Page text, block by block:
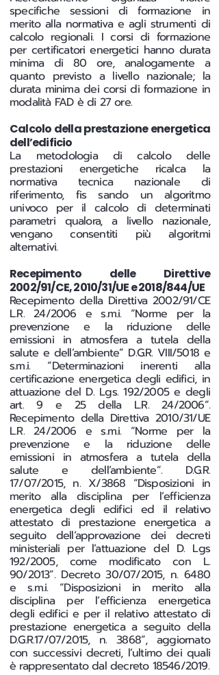
specifiche sessioni di formazione in
merito alla normativa e agli strumenti di
calcolo regionali. I corsi di formazione
per certificatori energetici hanno durata
minima di 80 ore, analogamente a
quanto previsto a livello nazionale; la
durata minima dei corsi di formazione in
modalità FAD è di 27 ore.
Calcolo della prestazione energetica
dell’edificio
La metodologia di calcolo delle
prestazioni energetiche ricalca la
normativa tecnica nazionale di
riferimento, fis sando un algoritmo
univoco per il calcolo di determinati
parametri qualora, a livello nazionale,
vengano consentiti più algoritmi
alternativi.
Recepimento delle Direttive
2002/91/CE, 2010/31/UE e 2018/844/UE
Recepimento della Direttiva 2002/91/CE
L.R. 24/2006 e s.m.i. “Norme per la
prevenzione e la riduzione delle
emissioni in atmosfera a tutela della
salute e dell’ambiente” D.G.R. VIII/5018 e
s.m.i. “Determinazioni inerenti alla
certificazione energetica degli edifici, in
attuazione del D. Lgs. 192/2005 e degli
art. 9 e 25 della L.R. 24/2006”.
Recepimento della Direttiva 2010/31/UE
L.R. 24/2006 e s.m.i. “Norme per la
prevenzione e la riduzione delle
emissioni in atmosfera a tutela della
salute e dell’ambiente”. D.G.R.
17/07/2015, n. X/3868 “Disposizioni in
merito alla disciplina per l’efficienza
energetica degli edifici ed il relativo
attestato di prestazione energetica a
seguito dell’approvazione dei decreti
ministeriali per l’attuazione del D. Lgs
192/2005, come modificato con L.
90/2013”. Decreto 30/07/2015, n. 6480
e s.m.i. “Disposizioni in merito alla
disciplina per l’efficienza energetica
degli edifici e per il relativo attestato di
prestazione energetica a seguito della
D.G.R.17/07/2015, n. 3868”, aggiornato
con successivi decreti, l’ultimo dei quali
è rappresentato dal decreto 18546/2019.